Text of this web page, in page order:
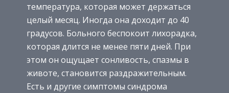
температура, которая может держаться
целый месяц. Иногда она доходит до 40
градусов. Больного беспокоит лихорадка,
которая длится не менее пяти дней. При
этом он ощущает сонливость, спазмы в
животе, становится раздражительным.
Есть и другие симптомы синдрома